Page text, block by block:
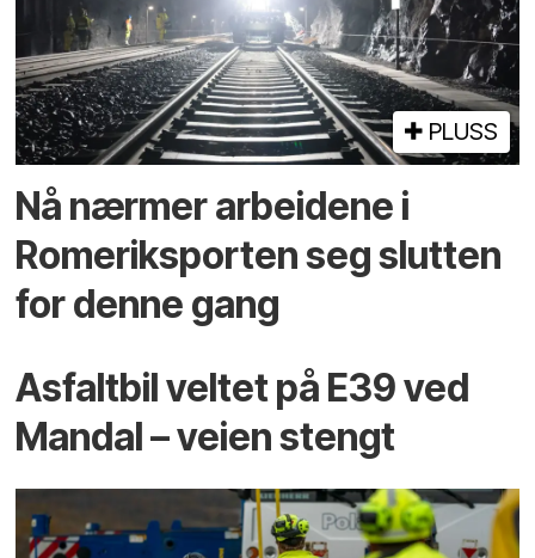
PLUSS
Nå nærmer arbeidene i
Romeriksporten seg slutten
for denne gang
Asfaltbil veltet på E39 ved
Mandal – veien stengt